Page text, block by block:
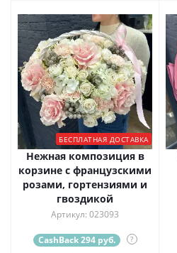
БЕСПЛАТНАЯ ДОСТАВКА
Нежная композиция в
корзине с французскими
розами, гортензиями и
гвоздикой
Артикул: 023093
CashBack 294 руб. ?